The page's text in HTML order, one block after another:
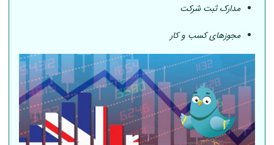
مدارک ثبت شرکت
مجوزهای کسب و کار